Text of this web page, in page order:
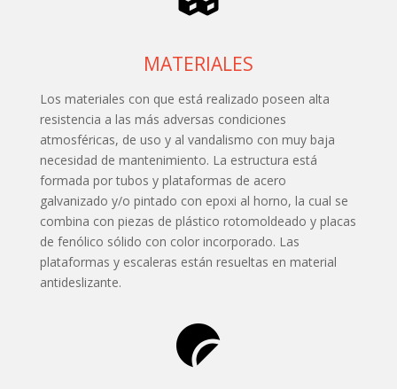
MATERIALES
Los materiales con que está realizado poseen alta
resistencia a las más adversas condiciones
atmosféricas, de uso y al vandalismo con muy baja
necesidad de mantenimiento. La estructura está
formada por tubos y plataformas de acero
galvanizado y/o pintado con epoxi al horno, la cual se
combina con piezas de plástico rotomoldeado y placas
de fenólico sólido con color incorporado. Las
plataformas y escaleras están resueltas en material
antideslizante.